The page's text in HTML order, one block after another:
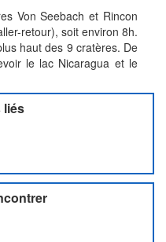
Von Seebach et Rincon
retour), soit environ 8h.
haut des 9 cratères. De
le lac Nicaragua et le
liés